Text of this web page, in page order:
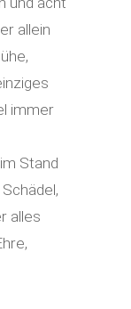
allein
immer
Stand
alles